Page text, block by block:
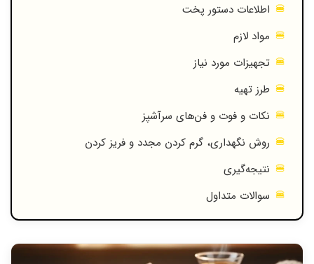
اطلاعات دستور پخت
مواد لازم
تجهیزات مورد نیاز
طرز تهیه
نکات و فوت و فن‌های سرآشپز
روش نگهداری، گرم کردن مجدد و فریز کردن
نتیجه‌گیری
سوالات متداول